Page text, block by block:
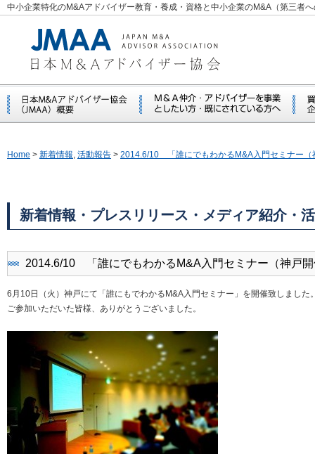
中小企業特化のM&Aアドバイザー教育・養成・資格と中小企業のM&A（第三者
Home > 新着情報, 活動報告 > 2014.6/10 「誰にでもわかるM&A入門セミナー（
新着情報・プレスリリース・メディア紹介・
2014.6/10 「誰にでもわかるM&A入門セミナー（神戸
6月10日（火）神戸にて「誰にもでわかるM&A入門セミナー」を開催致しました
ご参加いただいた皆様、ありがとうございました。